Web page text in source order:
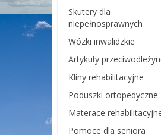
Skutery dla
niepełnosprawnych
Wózki inwalidzkie
Artykuły
Kliny rehabilitacyjne
Poduszki ortopedyczne
Materace
Pomoce dla seniora